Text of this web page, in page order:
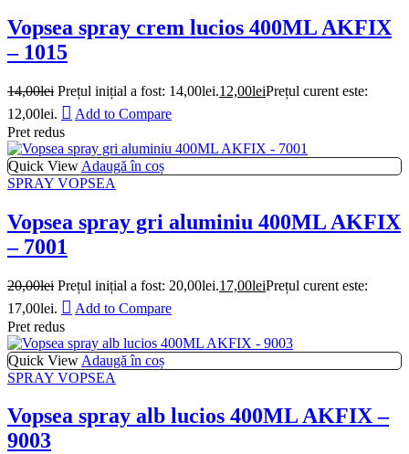
Vopsea spray crem lucios 400ML AKFIX
– 1015
14,00lei Prețul inițial a fost: 14,00lei.12,00leiPrețul curent este:
12,00lei.
Add to Compare
Pret redus
Quick View Adaugă în coș
SPRAY VOPSEA
Vopsea spray gri aluminiu 400ML AKFIX
– 7001
20,00lei Prețul inițial a fost: 20,00lei.17,00leiPrețul curent este:
17,00lei.
Add to Compare
Pret redus
Quick View Adaugă în coș
SPRAY VOPSEA
Vopsea spray alb lucios 400ML AKFIX –
9003